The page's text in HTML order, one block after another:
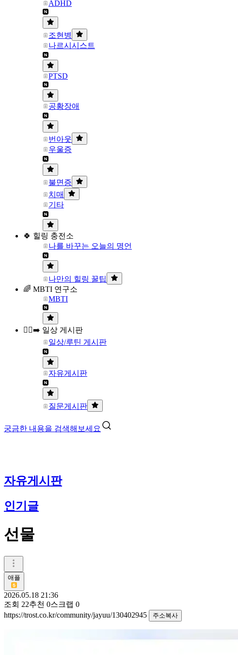
ADHD
조현병
나르시시스트
PTSD
공황장애
번아웃
우울증
불면증
치매
기타
🍀 힐링 충전소
나를 바꾸는 오늘의 명언
나만의 힐링 꿀팁
🌈 MBTI 연구소
MBTI
🏃‍♀️‍➡️ 일상 게시판
일상/루틴 게시판
자유게시판
질문게시판
궁금한 내용을 검색해보세요
자유게시판
인기글
선물
애플
2026.05.18 21:36
조회 22추천 0스크랩 0
https://trost.co.kr/community/jayuu/130402945
주소복사